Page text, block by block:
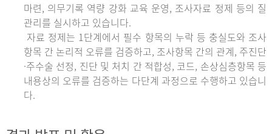
마련, 의무기록 역량 강화 교육 운영, 조사자료 정제 등의 질
관리를 실시하고 있습니다.
자료 정제는 1단계에서 필수 항목의 누락 등 충실도와 조사
항목 간 논리적 오류를 검증하고, 조사항목 간의 관계, 주진단
·주수술 선정, 진단 및 처치 간 적합성, 코드, 손상심층항목 등
내용상의 오류를 검증하는 다단계 과정으로 수행하고 있습니
다.